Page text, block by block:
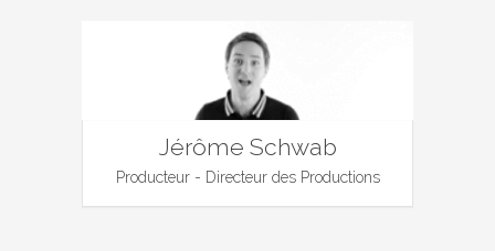
Jérôme Schwab
Producteur - Directeur des Productions